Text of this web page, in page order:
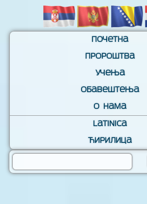
Почетна
Пророштва
Учења
Обавештења
О нама
Latinica
Ћирилица